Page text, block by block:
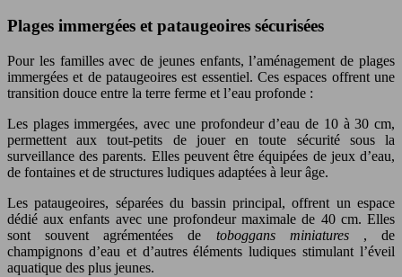
Plages immergées et pataugeoires sécurisées
Pour les familles avec de jeunes enfants, l’aménagement de plages
immergées et de pataugeoires est essentiel. Ces espaces offrent une
transition douce entre la terre ferme et l’eau profonde :
Les plages immergées, avec une profondeur d’eau de 10 à 30 cm,
permettent aux tout-petits de jouer en toute sécurité sous la
surveillance des parents. Elles peuvent être équipées de jeux d’eau,
de fontaines et de structures ludiques adaptées à leur âge.
Les pataugeoires, séparées du bassin principal, offrent un espace
dédié aux enfants avec une profondeur maximale de 40 cm. Elles
sont souvent agrémentées de toboggans miniatures , de
champignons d’eau et d’autres éléments ludiques stimulant l’éveil
aquatique des plus jeunes.